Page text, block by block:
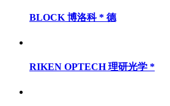
BLOCK 博洛科 * 德
RIKEN OPTECH 理研光学 *